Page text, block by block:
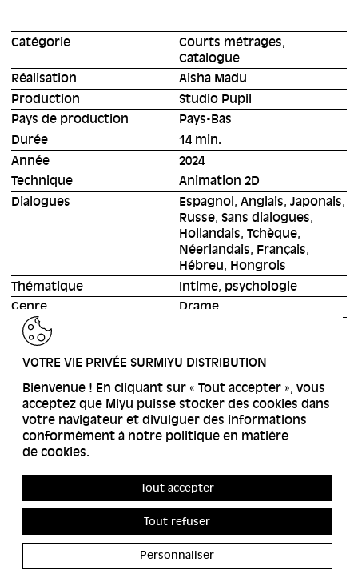
Catégorie
Courts métrages,
Catalogue
Réalisation
Aisha Madu
Production
Studio Pupil
Pays de production
Pays-Bas
Durée
14 min.
Année
2024
Technique
Animation 2D
Dialogues
Espagnol, Anglais, Japonais,
Russe, Sans dialogues,
Hollandais, Tchèque,
Néerlandais, Français,
Hébreu, Hongrois
Thématique
Intime, psychologie
Genre
Drame
RETOUR
VOTRE VIE PRIVÉE SURMIYU DISTRIBUTION
Bienvenue ! En cliquant sur « Tout accepter », vous
acceptez que Miyu puisse stocker des cookies dans
votre navigateur et divulguer des informations
conformément à notre politique en matière
de cookies.
Tout accepter
Tout refuser
Personnaliser